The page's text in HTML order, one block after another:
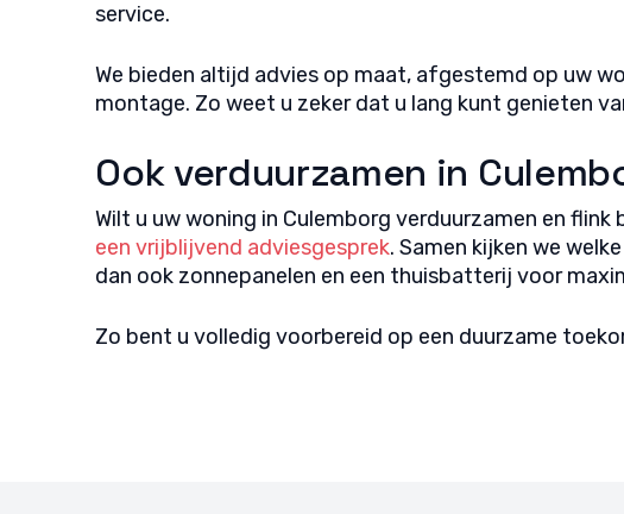
service.
We bieden altijd advies op maat, afgestemd op uw
montage. Zo weet u zeker dat u lang kunt genieten
Ook verduurzamen in
Wilt u uw woning in Culemborg verduurzamen en
een vrijblijvend adviesgesprek. Samen kijken we
dan ook zonnepanelen en een thuisbatterij voor
Zo bent u volledig voorbereid op een duurzame